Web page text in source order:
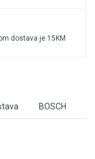
dostava je 15KM
BOSCH